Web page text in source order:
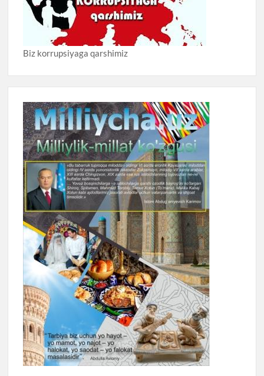
Biz korrupsiyaga qarshimiz